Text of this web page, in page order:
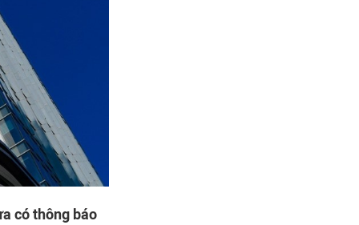
có thông báo